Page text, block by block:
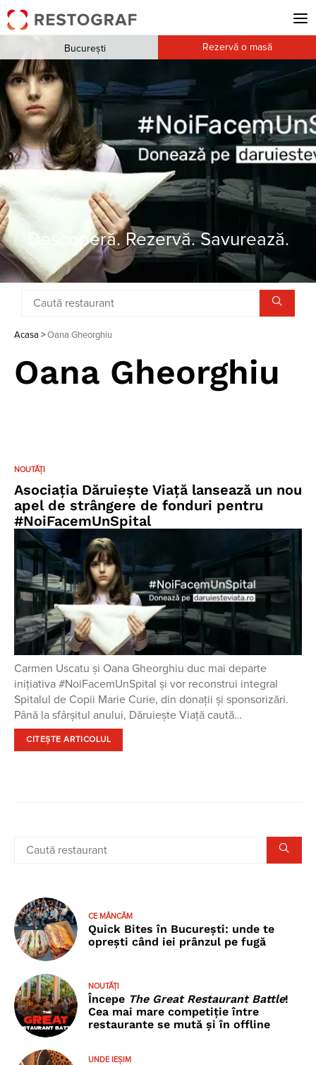
Descoperă. Rezervă. Savurează.
București Rezervă o masă
Acasa >Oana Gheorghiu
Oana Gheorghiu
NOUTĂȚI
Asociația Dăruieşte Viaţă lansează un nou
apel de strângere de fonduri pentru
#NoiFacemUnSpital
Carmen Uscatu și Oana Gheorghiu duc mai departe
inițiativa #NoiFacemUnSpital și vor reconstrui integral
Spitalul de Copii Marie Curie, din donații și sponsorizări.
Până la sfârşitul anului, Dăruieşte Viaţă caută…
CITEȘTE ARTICOLUL
CE MÂNCĂM
Quick Bites în București: unde te
oprești când iei prânzul pe fugă
NOUTĂȚI
Începe The Great Restaurant Battle!
Cea mai mare competiție între
restaurante se mută și în offline
UNDE IEȘIM